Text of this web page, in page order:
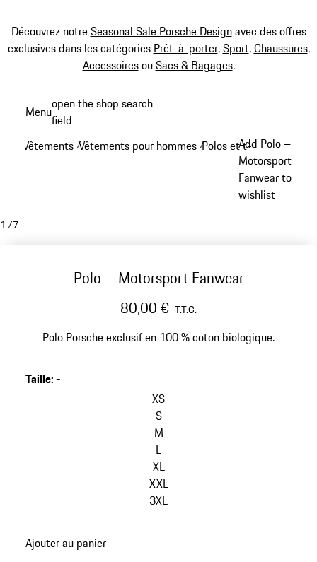
Découvrez notreSeasonal Sale Porsche Designavec des offres
exclusives dans les catégories Prêt-à-porter,Sport,Chaussures,
AccessoiresouSacs & Bagages.
principal
Menuopen the shop search
field
Vêtements /Vêtements pour hommes /Polos et t-shirts/
Add Polo –
Motorsport
Fanwear to
wishlist
1 /7
Polo – Motorsport Fanwear
80,00 € T.T.C.
Polo Porsche exclusif en 100 % coton biologique.
Taille:-
XS
S
M
L
XL
XXL
3XL
aux
Ajouter au panier